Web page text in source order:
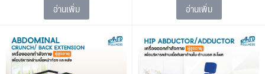
อ่านเพิ่ม
อ่านเพิ่ม